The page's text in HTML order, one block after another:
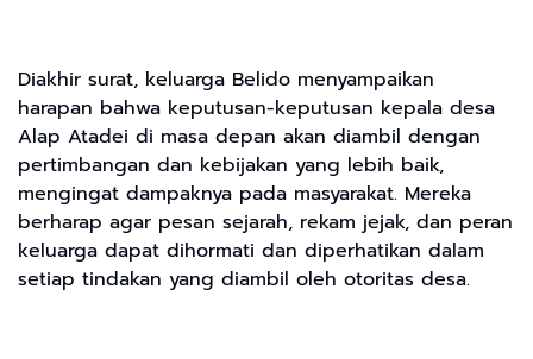
Diakhir surat, keluarga Belido menyampaikan
harapan bahwa keputusan-keputusan kepala desa
Alap Atadei di masa depan akan diambil dengan
pertimbangan dan kebijakan yang lebih baik,
mengingat dampaknya pada masyarakat. Mereka
berharap agar pesan sejarah, rekam jejak, dan peran
keluarga dapat dihormati dan diperhatikan dalam
setiap tindakan yang diambil oleh otoritas desa.